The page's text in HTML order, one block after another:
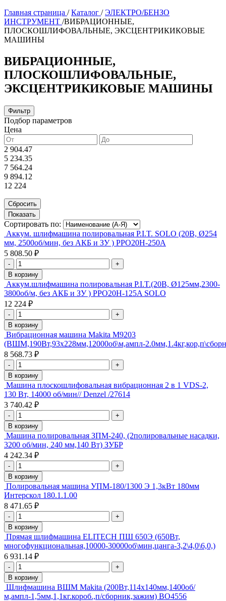
Главная страница / Каталог / ЭЛЕКТРО/БЕНЗО
ИНСТРУМЕНТ /ВИБРАЦИОННЫЕ,
ПЛОСКОШЛИФОВАЛЬНЫЕ, ЭКСЦЕНТРИКИКОВЫЕ
МАШИНЫ
ВИБРАЦИОННЫЕ,
ПЛОСКОШЛИФОВАЛЬНЫЕ,
ЭКСЦЕНТРИКИКОВЫЕ МАШИНЫ
Фильтр
Подбор параметров
Цена
2 904.47
5 234.35
7 564.24
9 894.12
12 224
Сортировать по:
Аккум. шлифмашина полировальная P.I.T. SOLO (20В, Ø254
мм, 2500об/мин, без АКБ и ЗУ ) PPO20H-250A
5 808.50 ₽
-
+
В корзину
Аккум.шлифмашина полировальная P.I.T.(20В, Ø125мм,2300-
3800об/м, без АКБ и ЗУ ) PPO20H-125A SOLO
12 224 ₽
-
+
В корзину
Вибрационная машина Makita M9203
(ВШМ,190Вт,93х228мм,12000об\м,ампл-
8 568.73 ₽
-
+
В корзину
Машина плоскошлифовальная вибрационная 2 в 1 VDS-2,
130 Вт, 14000 об/мин// Denzel /27614
3 740.42 ₽
-
+
В корзину
Машина полировальная ЗПМ-240, (2полировальные насадки,
3200 об/мин, 240 мм,140 Вт) ЗУБР
4 242.34 ₽
-
+
В корзину
Полировальная машина УПМ-180/1300 Э 1,3кВт 180мм
Интерскол 180.1.1.00
8 471.65 ₽
-
+
В корзину
Прямая шлифмашина ELITECH ПШ 650Э (650Вт,
многофункциональная,10000-30000об\мин,цанга-3,2\4,0\6,0,)
6 931.14 ₽
-
+
В корзину
Шлифмашина ВШМ Makita (200Вт,114х140мм,1400об/
м,ампл-1,5мм,1,1кг.короб.,п/сборник,зажим) ВО4556